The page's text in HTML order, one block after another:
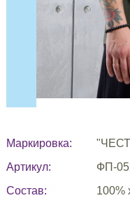
Маркировка:
Артикул:
ФП-
Состав:
100%